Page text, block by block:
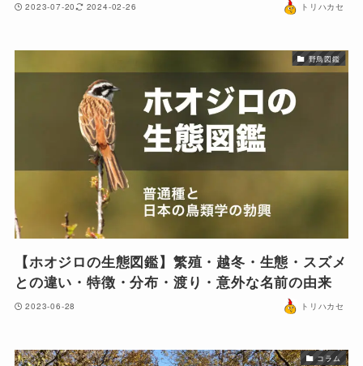
2023-07-20 2024-02-26 トリハカセ
野鳥図鑑
【ホオジロの生態図鑑】繁殖・越冬・生態・スズメ
との違い・特徴・分布・渡り・意外な名前の由来
2023-06-28 トリハカセ
コラム